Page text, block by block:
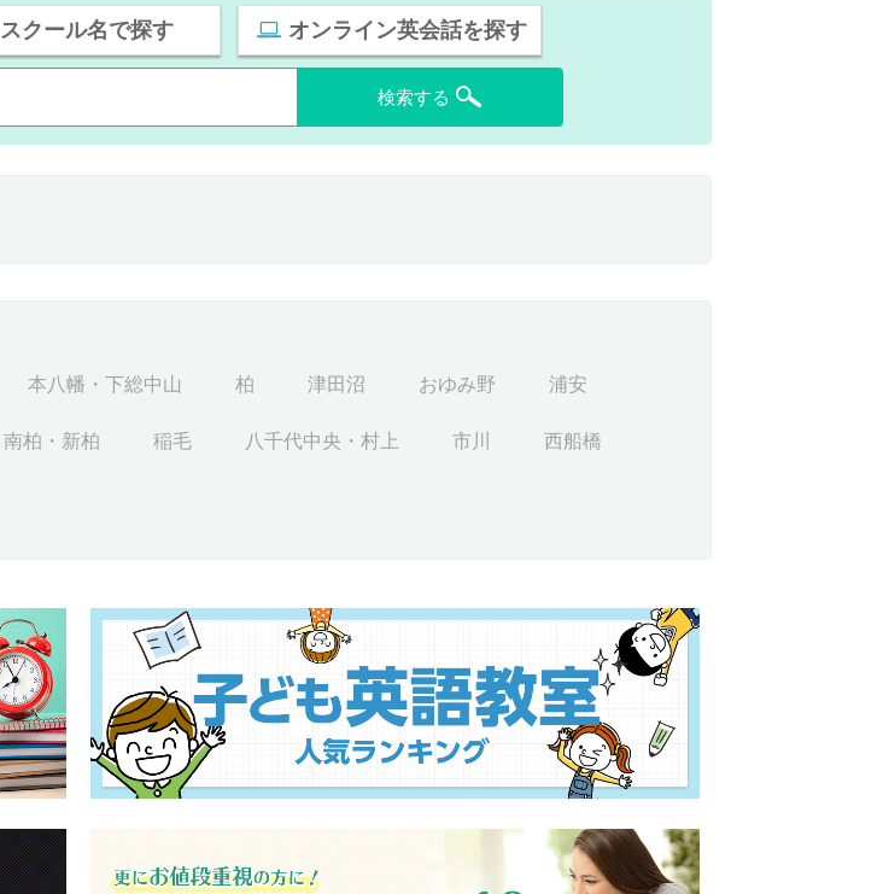
スクール名で探す オンライン英会話を探す
検索する
本八幡・下総中山 柏 津田沼 おゆみ野 浦安
南柏・新柏 稲毛 八千代中央・村上 市川 西船橋